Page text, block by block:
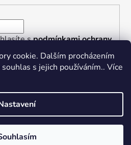
cookie. Dalším procházením
s jejich používáním.. Více
spodmínkami ochrany
Shoptet
U Rotta